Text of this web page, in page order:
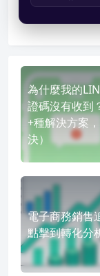
為什麼我的
證碼沒有收到
+種解決方案
決）
電子商務銷售
點擊到轉化分